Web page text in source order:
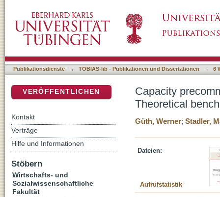
experimental evidence
Publikationsdienste → TOBIAS-lib - Publikationen und Dissertationen → 6
Capacity
Theoretical
Güth, Werner; Stadler,
Dateien:
Aufrufstatistik
VERÖFFENTLICHEN
Kontakt
Verträge
Hilfe und Informationen
Stöbern
Wirtschafts- und
Sozialwissenschaftliche
Fakultät